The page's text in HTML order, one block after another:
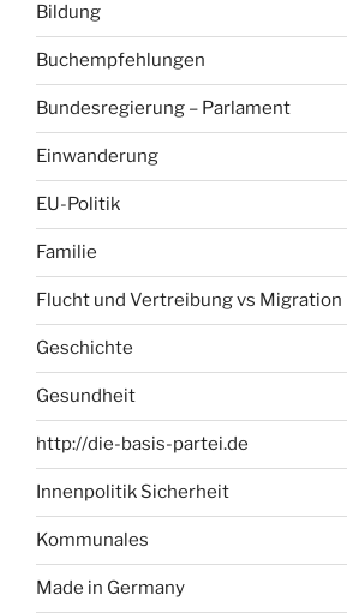
Bildung
Buchempfehlungen
Bundesregierung – Parlament
Einwanderung
EU-Politik
Familie
Flucht und Vertreibung vs Migration
Geschichte
Gesundheit
http://die-basis-partei.de
Innenpolitik Sicherheit
Kommunales
Made in Germany